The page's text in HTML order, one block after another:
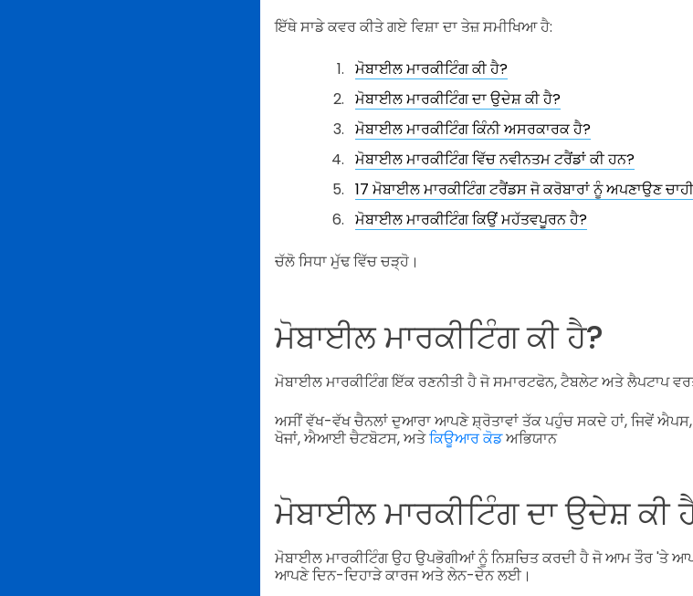
ਇੱਥੇ ਸਾਡੇ ਕਵਰ ਕੀਤੇ ਗਏ ਵਿਸ਼ਾ ਦਾ ਤੇਜ਼ ਸਮੀਖਿਆ ਹੈ:
ਮੋਬਾਈਲ ਮਾਰਕੀਟਿੰਗ ਕੀ ਹੈ?
ਮੋਬਾਈਲ ਮਾਰਕੀਟਿੰਗ ਦਾ ਉਦੇਸ਼ ਕੀ ਹੈ?
ਮੋਬਾਈਲ ਮਾਰਕੀਟਿੰਗ ਕਿੰਨੀ ਅਸਰਕਾਰਕ ਹੈ?
ਮੋਬਾਈਲ ਮਾਰਕੀਟਿੰਗ ਵਿੱਚ ਨਵੀਨਤਮ ਟਰੈਂਡਾਂ ਕੀ ਹਨ?
17 ਮੋਬਾਈਲ ਮਾਰਕੀਟਿੰਗ ਟਰੈਂਡਸ ਜੋ ਕਰੋਬਾਰਾਂ ਨੂੰ ਅਪਣਾਉਣ
ਮੋਬਾਈਲ ਮਾਰਕੀਟਿੰਗ ਕਿਉਂ ਮਹੱਤਵਪੂਰਨ ਹੈ?
ਚੱਲੋ ਸਿਧਾ ਮੁੱਢ ਵਿੱਚ ਚੜ੍ਹੋ।
ਮੋਬਾਈਲ ਮਾਰਕੀਟਿੰਗ ਕੀ ਹੈ?
ਮੋਬਾਈਲ ਮਾਰਕੀਟਿੰਗ ਇੱਕ ਰਣਨੀਤੀ ਹੈ ਜੋ ਸਮਾਰਟਫੋਨ, ਟੈਬਲੇਟ ਅਤੇ ਲੈਪਟਾਪ
ਅਸੀਂ ਵੱਖ-ਵੱਖ ਚੈਨਲਾਂ ਦੁਆਰਾ ਆਪਣੇ ਸ਼੍ਰੋਤਾਵਾਂ ਤੱਕ ਪਹੁੰਚ ਸਕਦੇ ਹਾਂ, ਜਿਵੇਂ
ਖੋਜਾਂ, ਐਆਈ ਚੈਟਬੋਟਸ, ਅਤੇਕਿਊਆਰ ਕੋਡਅਭਿਯਾਨ
ਮੋਬਾਈਲ ਮਾਰਕੀਟਿੰਗ ਦਾ ਉਦੇਸ਼ ਕੀ
ਮੋਬਾਈਲ ਮਾਰਕੀਟਿੰਗ ਉਹ ਉਪਭੋਗੀਆਂ ਨੂੰ ਨਿਸ਼ਚਿਤ ਕਰਦੀ ਹੈ ਜੋ ਆਮ ਤੌਰ 'ਤੇ
ਆਪਣੇ ਦਿਨ-ਦਿਹਾੜੇ ਕਾਰਜ ਅਤੇ ਲੇਨ-ਦੇਨ ਲਈ।